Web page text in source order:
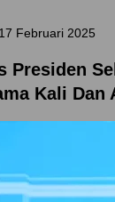
Februari 2025
Presiden
Kali Dan